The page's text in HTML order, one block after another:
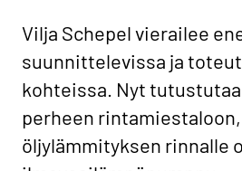
Vilja Schepel vierailee
suunnittelevissa ja
kohteissa. Nyt
perheen
öljylämmityksen rinnalle